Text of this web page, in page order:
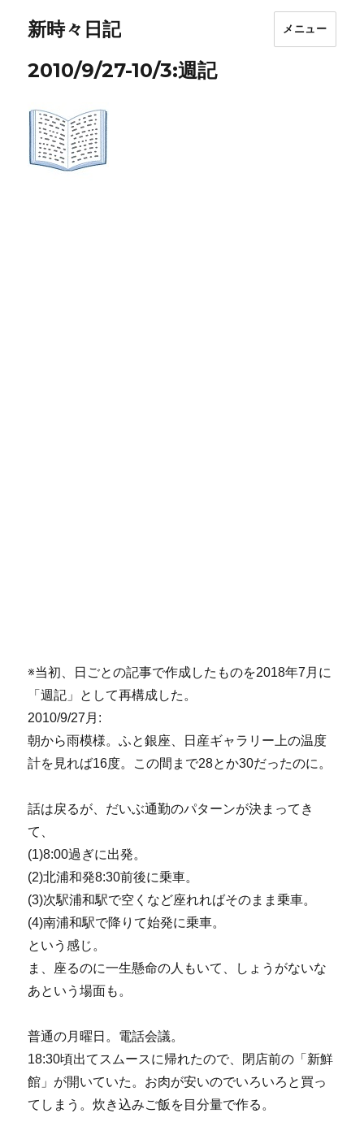
新時々日記 メニュー
2010/9/27-10/3:週記
※当初、日ごとの記事で作成したものを2018年7月に
「週記」として再構成した。
2010/9/27月:
朝から雨模様。ふと銀座、日産ギャラリー上の温度
計を見れば16度。この間まで28とか30だったのに。
話は戻るが、だいぶ通勤のパターンが決まってき
て、
(1)8:00過ぎに出発。
(2)北浦和発8:30前後に乗車。
(3)次駅浦和駅で空くなど座れればそのまま乗車。
(4)南浦和駅で降りて始発に乗車。
という感じ。
ま、座るのに一生懸命の人もいて、しょうがないな
あという場面も。
普通の月曜日。電話会議。
18:30頃出てスムースに帰れたので、閉店前の「新鮮
館」が開いていた。お肉が安いのでいろいろと買っ
てしまう。炊き込みご飯を目分量で作る。